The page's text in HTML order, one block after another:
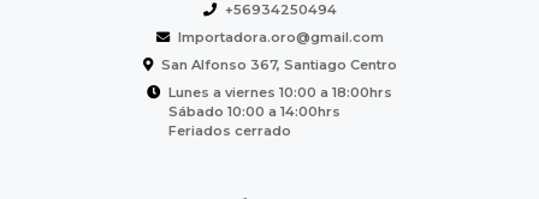
+56934250494
Importadora.oro@gmail.com
San Alfonso 367, Santiago Centro
Lunes a viernes 10:00 a 18:00hrs
Sábado 10:00 a 14:00hrs
Feriados cerrado